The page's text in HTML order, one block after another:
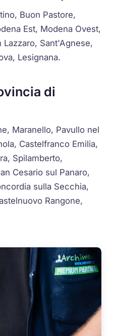
Buon Pastore,
Est, Modena Ovest,
Lazzaro, Sant'Agnese,
Lesignana.
di
Maranello, Pavullo nel
Castelfranco Emilia,
Spilamberto,
Cesario sul Panaro,
sulla Secchia,
Rangone,